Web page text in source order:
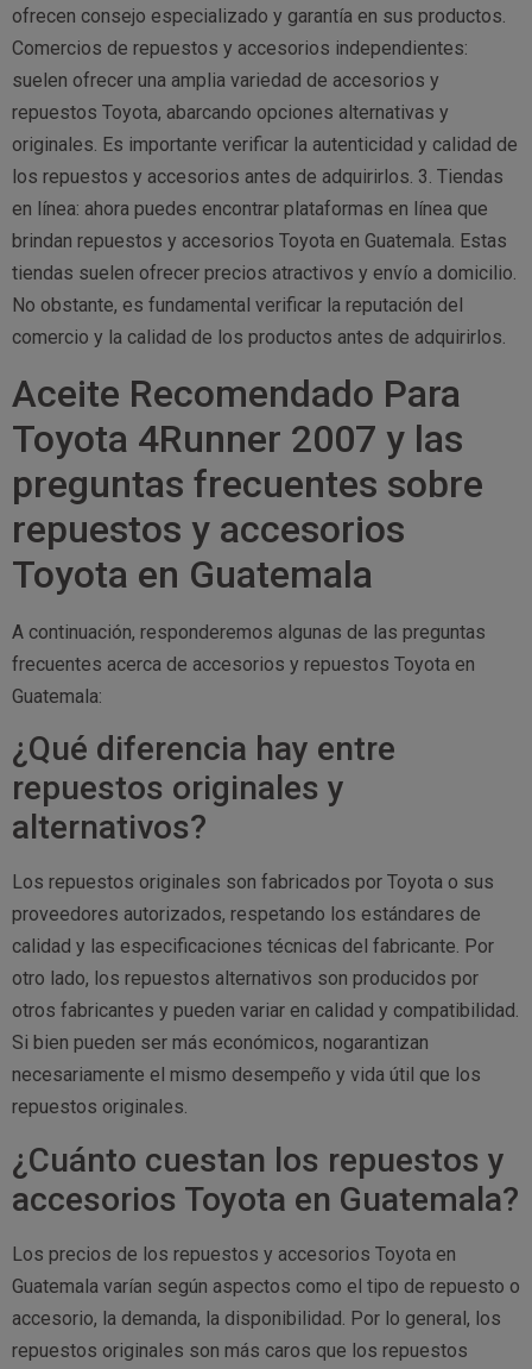
ofrecen consejo especializado y garantía en sus productos.
Comercios de repuestos y accesorios independientes:
suelen ofrecer una amplia variedad de accesorios y
repuestos Toyota, abarcando opciones alternativas y
originales. Es importante verificar la autenticidad y calidad de
los repuestos y accesorios antes de adquirirlos. 3. Tiendas
en línea: ahora puedes encontrar plataformas en línea que
brindan repuestos y accesorios Toyota en Guatemala. Estas
tiendas suelen ofrecer precios atractivos y envío a domicilio.
No obstante, es fundamental verificar la reputación del
comercio y la calidad de los productos antes de adquirirlos.
Aceite Recomendado Para
Toyota 4Runner 2007 y las
preguntas frecuentes sobre
repuestos y accesorios
Toyota en Guatemala
A continuación, responderemos algunas de las preguntas
frecuentes acerca de accesorios y repuestos Toyota en
Guatemala:
¿Qué diferencia hay entre
repuestos originales y
alternativos?
Los repuestos originales son fabricados por Toyota o sus
proveedores autorizados, respetando los estándares de
calidad y las especificaciones técnicas del fabricante. Por
otro lado, los repuestos alternativos son producidos por
otros fabricantes y pueden variar en calidad y compatibilidad.
Si bien pueden ser más económicos, nogarantizan
necesariamente el mismo desempeño y vida útil que los
repuestos originales.
¿Cuánto cuestan los repuestos y
accesorios Toyota en Guatemala?
Los precios de los repuestos y accesorios Toyota en
Guatemala varían según aspectos como el tipo de repuesto o
accesorio, la demanda, la disponibilidad. Por lo general, los
repuestos originales son más caros que los repuestos